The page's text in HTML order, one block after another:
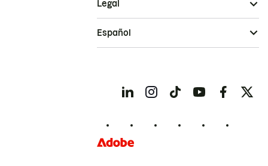
Legal
Español